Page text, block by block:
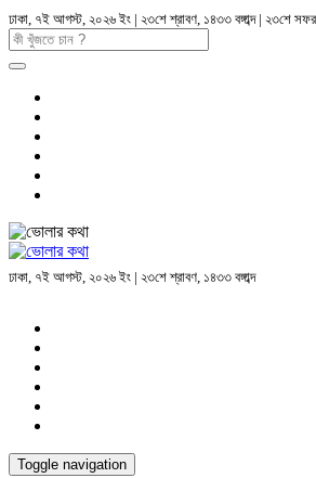
ঢাকা, ৭ই আগস্ট, ২০২৬ ইং | ২৩শে শ্রাবণ, ১৪৩৩ বঙ্গাব্দ | ২৩শে
ঢাকা, ৭ই আগস্ট, ২০২৬ ইং | ২৩শে শ্রাবণ, ১৪৩৩ বঙ্গাব্দ
Toggle navigation